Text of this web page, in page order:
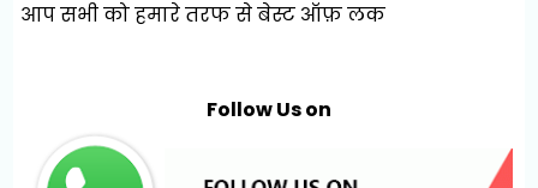
आप सभी को हमारे तरफ से बेस्ट ऑफ़ लक
Follow Us on